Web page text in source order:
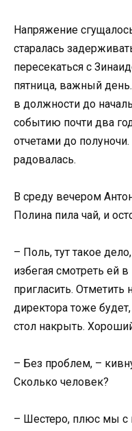
Напряжение
старалась
пересекаться с
пятница, важный
в должности до
событию почти два
отчетами до
радовалась.
В среду вечером
Полина пила чай, и
– Поль, тут такое
избегая смотреть ей
пригласить. Отметить
директора тоже
стол накрыть.
– Без проблем, –
Сколько человек?
– Шестеро, плюс мы с